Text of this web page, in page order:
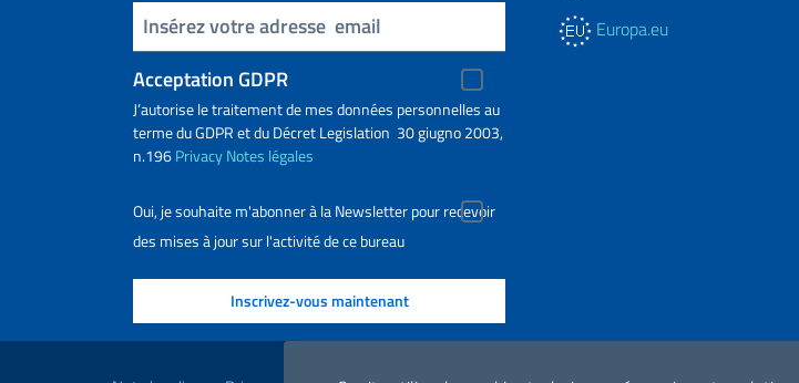
Insert your email
Acceptation GDPR
J’autorise le traitement de mes données personnelles au
terme du GDPR et du Décret Legislation 30 giugno 2003,
n.196PrivacyNotes légales
Oui, je souhaite m'abonner à la Newsletter pour recevoir
des mises à jour sur l'activité de ce bureau
Europa.eu